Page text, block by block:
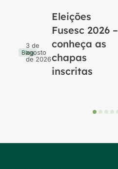
Blog
3 de
agosto
de 2026
Eleições
Fusesc 2026 –
conheça as
chapas
inscritas